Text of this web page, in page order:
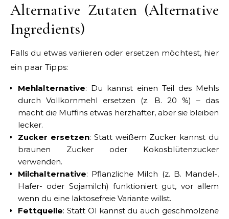
Alternative Zutaten (Alternative
Ingredients)
Falls du etwas variieren oder ersetzen möchtest, hier
ein paar Tipps:
Mehlalternative: Du kannst einen Teil des Mehls
durch Vollkornmehl ersetzen (z. B. 20 %) – das
macht die Muffins etwas herzhafter, aber sie bleiben
lecker.
Zucker ersetzen: Statt weißem Zucker kannst du
braunen Zucker oder Kokosblütenzucker
verwenden.
Milchalternative: Pflanzliche Milch (z. B. Mandel-,
Hafer- oder Sojamilch) funktioniert gut, vor allem
wenn du eine laktosefreie Variante willst.
Fettquelle: Statt Öl kannst du auch geschmolzene